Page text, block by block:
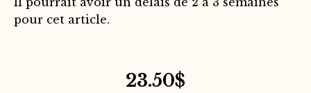
pour cet article.
23.50$